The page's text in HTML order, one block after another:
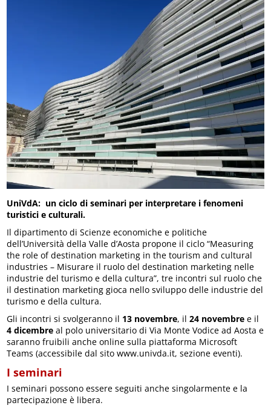
UniVdA: un ciclo di seminari per interpretare i fenomeni
turistici e culturali.
Il dipartimento di Scienze economiche e politiche
dell’Università della Valle d’Aosta propone il ciclo “Measuring
the role of destination marketing in the tourism and cultural
industries – Misurare il ruolo del destination marketing nelle
industrie del turismo e della cultura”, tre incontri sul ruolo che
il destination marketing gioca nello sviluppo delle industrie del
turismo e della cultura.
Gli incontri si svolgeranno il 13 novembre, il24 novembre e il
4 dicembre al polo universitario di Via Monte Vodice ad Aosta e
saranno fruibili anche online sulla piattaforma Microsoft
Teams (accessibile dal sito www.univda.it, sezione eventi).
I seminari
I seminari possono essere seguiti anche singolarmente e la
partecipazione è libera.